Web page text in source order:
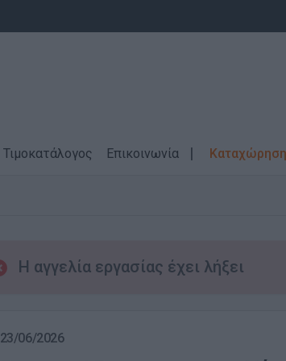
Τιμοκατάλογος Επικοινωνία
Η αγγελία εργασίας έχει λήξει
23/06/2026